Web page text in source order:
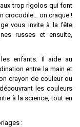
trop rigolos qui font
crocodile… on craque !
vous invite à la fête
russes et ensuite,
enfants. Il aide au
entre la main et
crayon de couleur ou
les couleurs
à la science, tout en
: